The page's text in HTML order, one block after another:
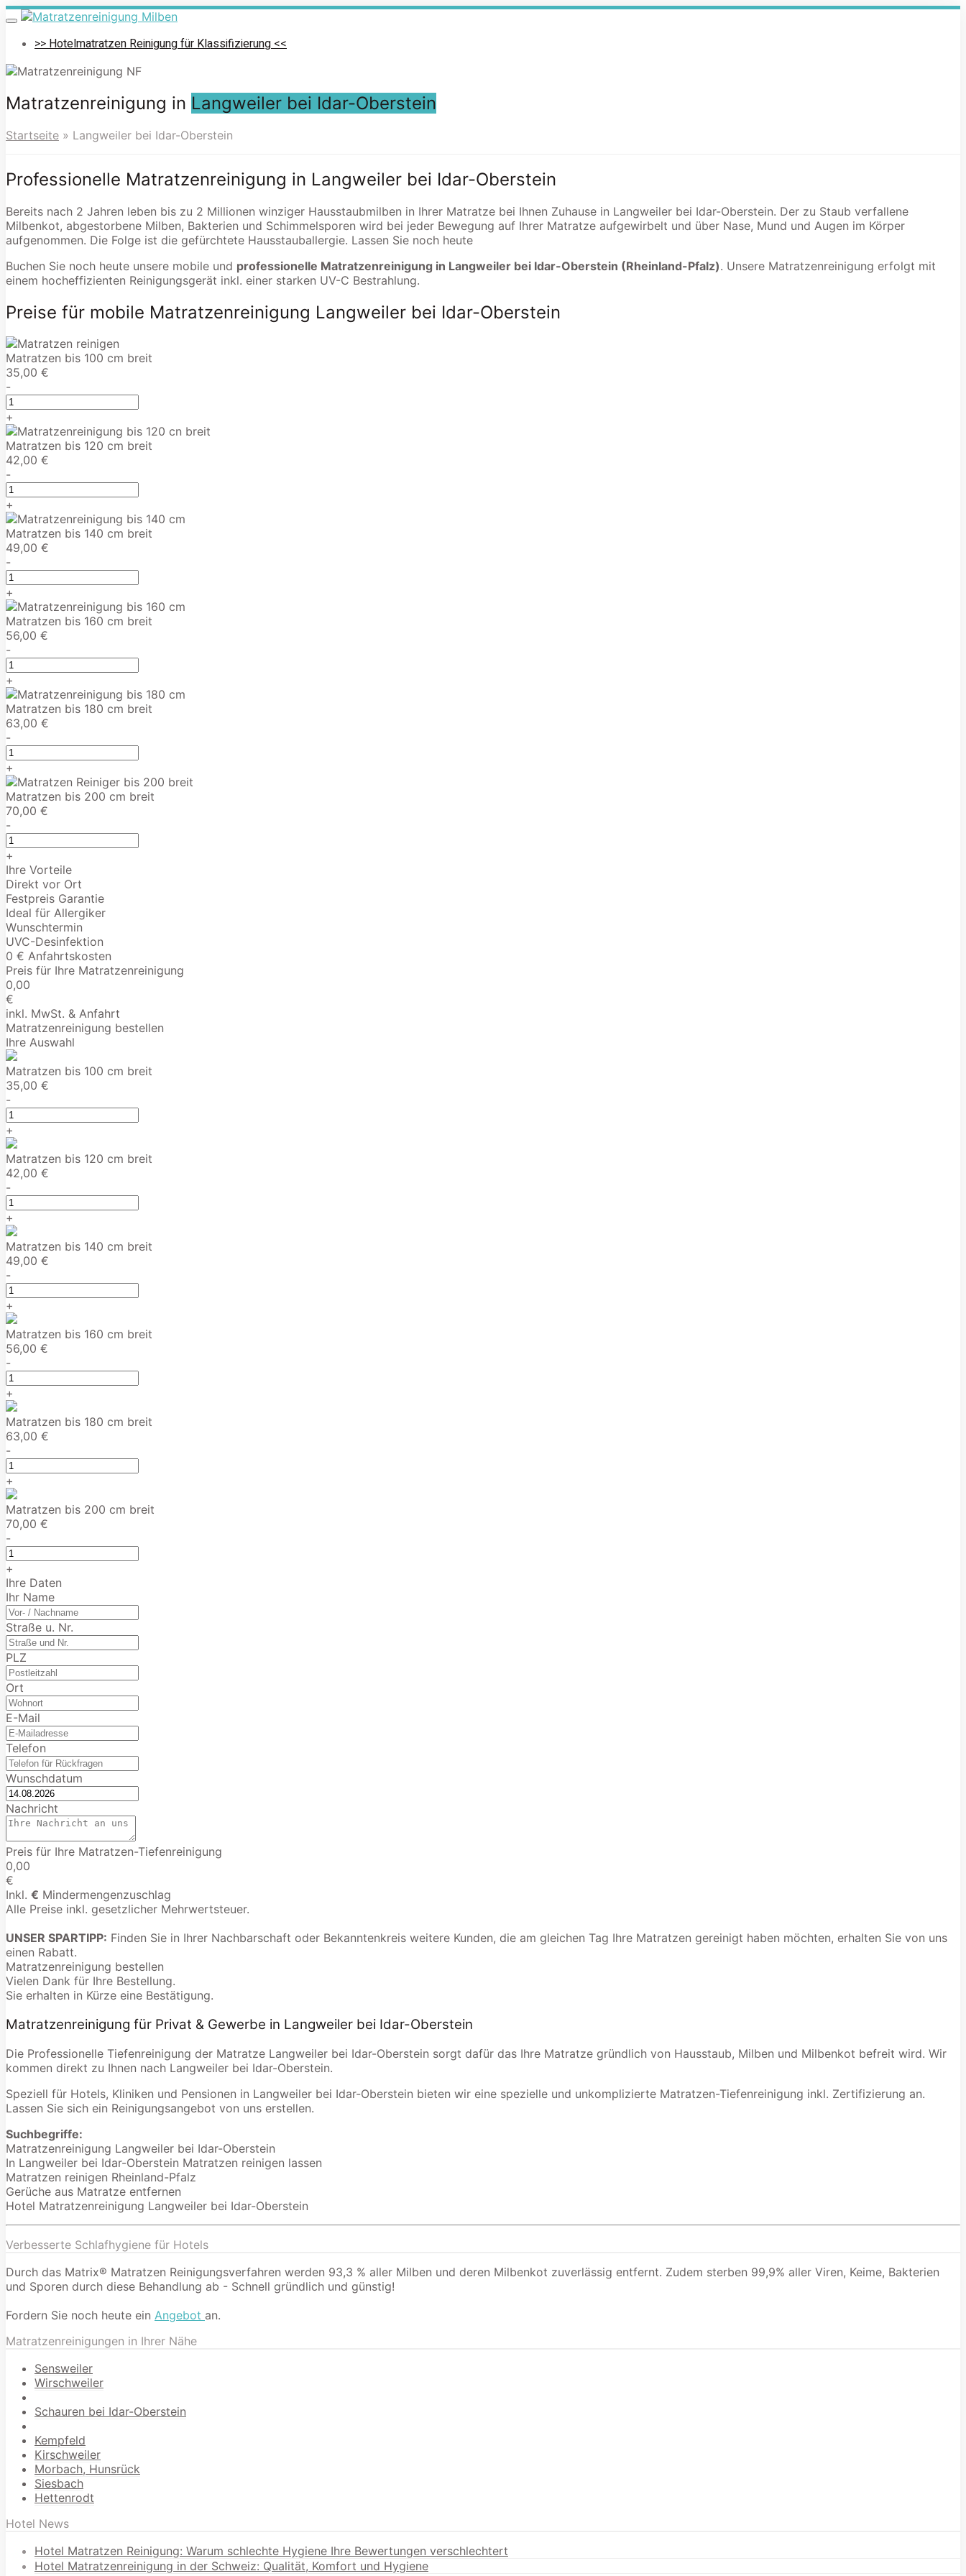
Skip
to
main
Toggle
navigation>> Hotelmatratzen Reinigung für Klassifizierung <<
Matratzenreinigung in Langweiler bei Idar-Oberstein
Startseite » Langweiler bei Idar-Oberstein
Professionelle Matratzenreinigung in Langweiler bei Idar-Oberstein
Bereits nach 2 Jahren leben bis zu 2 Millionen winziger Hausstaubmilben in Ihrer Matratze bei Ihnen Zuhause in Langweiler bei Idar-Oberstein. Der zu Staub verfallene
Milbenkot, abgestorbene Milben, Bakterien und Schimmelsporen wird bei jeder Bewegung auf Ihrer Matratze aufgewirbelt und über Nase, Mund und Augen im Körper
aufgenommen. Die Folge ist die gefürchtete Hausstauballergie. Lassen Sie noch heute
Buchen Sie noch heute unsere mobile und professionelle Matratzenreinigung in Langweiler bei Idar-Oberstein (Rheinland-Pfalz). Unsere Matratzenreinigung erfolgt mit
einem hocheffizienten Reinigungsgerät inkl. einer starken UV-C Bestrahlung.
Preise für mobile Matratzenreinigung Langweiler bei Idar-Oberstein
Matratzen bis 100 cm breit
35,00 €
-
+
Matratzen bis 120 cm breit
42,00 €
-
+
Matratzen bis 140 cm breit
49,00 €
-
+
Matratzen bis 160 cm breit
56,00 €
-
+
Matratzen bis 180 cm breit
63,00 €
-
+
Matratzen bis 200 cm breit
70,00 €
-
+
Ihre Vorteile
Direkt vor Ort
Festpreis Garantie
Ideal für Allergiker
Wunschtermin
UVC-Desinfektion
0 € Anfahrtskosten
Preis für Ihre Matratzenreinigung
0,00
€
inkl. MwSt. & Anfahrt
Matratzenreinigung bestellen
Ihre Auswahl
Matratzen bis 100 cm breit
35,00 €
-
+
Matratzen bis 120 cm breit
42,00 €
-
+
Matratzen bis 140 cm breit
49,00 €
-
+
Matratzen bis 160 cm breit
56,00 €
-
+
Matratzen bis 180 cm breit
63,00 €
-
+
Matratzen bis 200 cm breit
70,00 €
-
+
Ihre Daten
Ihr Name
Straße u. Nr.
PLZ
Ort
E-Mail
Telefon
Wunschdatum
Nachricht
Preis für Ihre Matratzen-Tiefenreinigung
0,00
€
Inkl. € Mindermengenzuschlag
Alle Preise inkl. gesetzlicher Mehrwertsteuer.
UNSER SPARTIPP: Finden Sie in Ihrer Nachbarschaft oder Bekanntenkreis weitere Kunden, die am gleichen Tag Ihre Matratzen gereinigt haben möchten, erhalten Sie von uns
einen Rabatt.
Matratzenreinigung bestellen
Vielen Dank für Ihre Bestellung.
Sie erhalten in Kürze eine Bestätigung.
Matratzenreinigung für Privat & Gewerbe in Langweiler bei Idar-Oberstein
Die Professionelle Tiefenreinigung der Matratze Langweiler bei Idar-Oberstein sorgt dafür das Ihre Matratze gründlich von Hausstaub, Milben und Milbenkot befreit wird. Wir
kommen direkt zu Ihnen nach Langweiler bei Idar-Oberstein.
Speziell für Hotels, Kliniken und Pensionen in Langweiler bei Idar-Oberstein bieten wir eine spezielle und unkomplizierte Matratzen-Tiefenreinigung inkl. Zertifizierung an.
Lassen Sie sich ein Reinigungsangebot von uns erstellen.
Suchbegriffe:
Matratzenreinigung Langweiler bei Idar-Oberstein
In Langweiler bei Idar-Oberstein Matratzen reinigen lassen
Matratzen reinigen Rheinland-Pfalz
Gerüche aus Matratze entfernen
Hotel Matratzenreinigung Langweiler bei Idar-Oberstein
Verbesserte Schlafhygiene für Hotels
Durch das Matrix® Matratzen Reinigungsverfahren werden 93,3 % aller Milben und deren Milbenkot zuverlässig entfernt. Zudem sterben 99,9% aller Viren, Keime, Bakterien
und Sporen durch diese Behandlung ab - Schnell gründlich und günstig!
Fordern Sie noch heute ein Angebot an.
Matratzenreinigungen in Ihrer Nähe
Sensweiler
Wirschweiler
Schauren bei Idar-Oberstein
Kempfeld
Kirschweiler
Morbach, Hunsrück
Siesbach
Hettenrodt
Hotel News
Hotel Matratzen Reinigung: Warum schlechte Hygiene Ihre Bewertungen verschlechtert
Hotel Matratzenreinigung in der Schweiz: Qualität, Komfort und Hygiene